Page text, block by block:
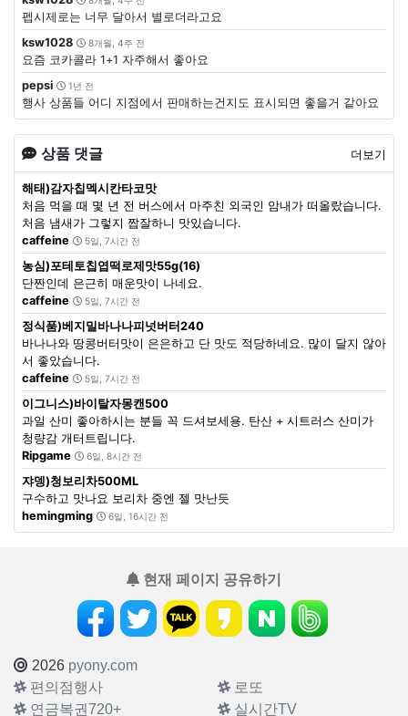
펩시제로는 너무 달아서 별로더라고요
ksw1028
8개월, 4주 전
요즘 코카콜라 1+1 자주해서 좋아요
pepsi
1년 전
행사 상품들 어디 지점에서 판매하는건지도 표시되면 좋을거 같아요
상품 댓글 더보기
해태)감자칩멕시칸타코맛
처음 먹을 때 몇 년 전 버스에서 마주친 외국인 암내가 떠올랐습니다.
처음 냄새가 그렇지 짭잘하니 맛있습니다.
caffeine
5일, 7시간 전
농심)포테토칩엽떡로제맛55g(16)
단짠인데 은근히 매운맛이 나네요.
caffeine
5일, 7시간 전
정식품)베지밀바나나피넛버터240
바나나와 땅콩버터맛이 은은하고 단 맛도 적당하네요. 많이 달지 않아
서 좋았습니다.
caffeine
5일, 7시간 전
이그니스)바이탈자몽캔500
과일 산미 좋아하시는 분들 꼭 드셔보세용. 탄산 + 시트러스 산미가
청량감 개터트립니다.
Ripgame
6일, 8시간 전
쟈뎅)청보리차500ML
구수하고 맛나요 보리차 중엔 젤 맛난듯
hemingming
6일, 16시간 전
현재 페이지 공유하기
2026 pyony.com
편의점행사
로또
연금복권720+
실시간TV